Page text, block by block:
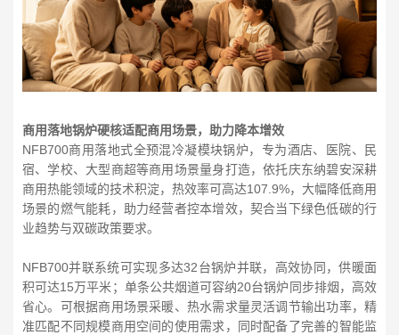
商用落地锅炉硬核适配商用场景，助力降本增效
NFB700商用落地式全预混冷凝模块锅炉，专为酒店、医院、民
宿、学校、大型商超等商用场景量身打造，依托庆东纳碧安深耕
商用热能领域的技术积淀，热效率可高达107.9%，大幅降低商用
场景的燃气能耗，助力经营者控本增效，契合当下绿色低碳的行
业趋势与双碳政策要求。
NFB700并联系统可实现多达32台锅炉并联，高效协同，供暖面
积可达15万平米；单条公共烟道可容纳20台锅炉同步排烟，高效
省心。可根据商用场景采暖、热水需求量灵活调节输出功率，精
准匹配不同规模商用空间的使用需求，同时配备了完善的智能监